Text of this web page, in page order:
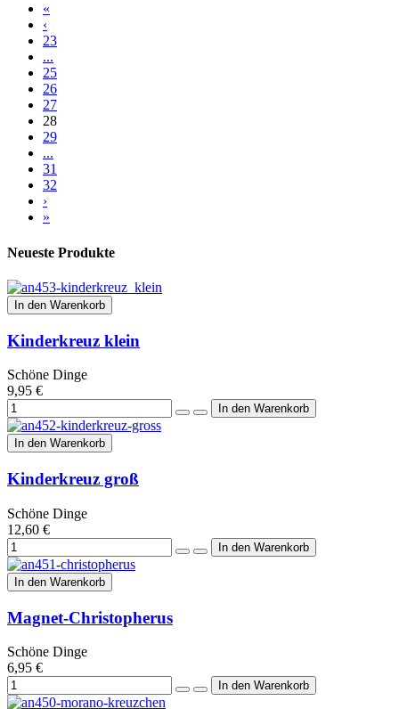
«
‹
23
...
25
26
27
28
29
...
31
32
›
»
Neueste Produkte
In den Warenkorb
Kinderkreuz klein
Schöne Dinge
9,95 €
In den Warenkorb
Kinderkreuz groß
Schöne Dinge
12,60 €
In den Warenkorb
Magnet-Christopherus
Schöne Dinge
6,95 €